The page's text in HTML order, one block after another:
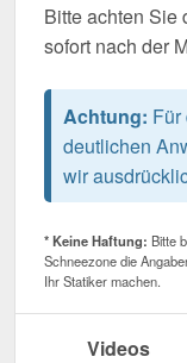
Bitte achten Sie
sofort nach der
Achtung: Für
deutlichen
wir
* Keine Haftung: Bitte
Schneezone die
Ihr Statiker machen.
Videos